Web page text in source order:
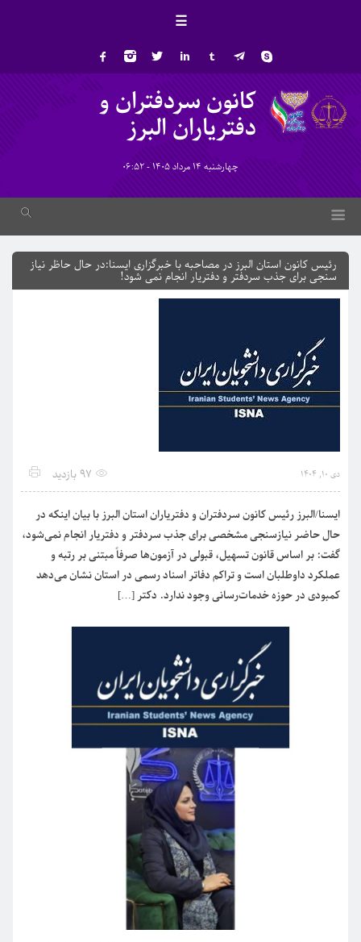
☰
کانون سردفتران و
دفتریاران البرز
چهارشنبه 14 مرداد 1405 - 06:52
رئیس کانون استان البرز در مصاحبه با خبرگزاری ایسنا:در حال حاظر نیاز
سنجی برای جذب سردفتر و دفتریار انجام نمی شود!
دی 10, 1404 97 بازدید
ایسنا/البرز رئیس کانون سردفتران و دفتریاران استان البرز با بیان اینکه در
حال حاضر نیازسنجی مشخصی برای جذب سردفتر و دفتریار انجام نمی‌شود،
گفت: بر اساس قانون تسهیل، قبولی در آزمون‌ها صرفاً مبتنی بر رتبه و
عملکرد داوطلبان است و تراکم دفاتر اسناد رسمی در استان نشان می‌دهد
کمبودی در حوزه خدمات‌رسانی وجود ندارد. دکتر […]